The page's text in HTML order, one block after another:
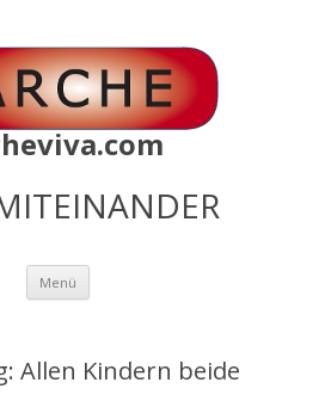
Menü Zum
springen
Allen Kindern beide